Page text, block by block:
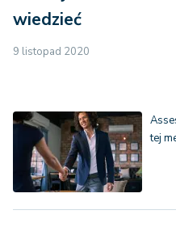
wiedzieć
9 listopad 2020
tej